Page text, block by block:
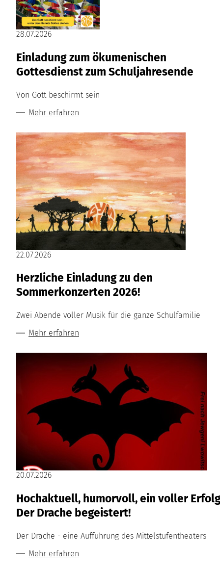
28.07.2026
Einladung zum ökumenischen
Gottesdienst zum Schuljahresende
Von Gott beschirmt sein
Mehr erfahren
22.07.2026
Herzliche Einladung zu den
Sommerkonzerten 2026!
Zwei Abende voller Musik für die ganze Schulfamilie
Mehr erfahren
20.07.2026
Hochaktuell, humorvoll, ein voller
Der Drache begeistert!
Der Drache - eine Aufführung des Mittelstufentheaters
Mehr erfahren